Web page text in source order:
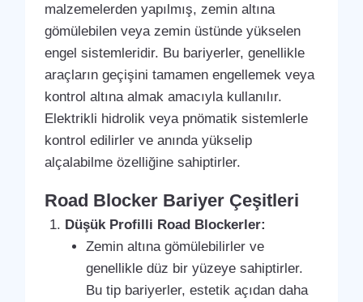
malzemelerden yapılmış, zemin altına
gömülebilen veya zemin üstünde yükselen
engel sistemleridir. Bu bariyerler, genellikle
araçların geçişini tamamen engellemek veya
kontrol altına almak amacıyla kullanılır.
Elektrikli hidrolik veya pnömatik sistemlerle
kontrol edilirler ve anında yükselip
alçalabilme özelliğine sahiptirler.
Road Blocker Bariyer Çeşitleri
Düşük Profilli Road Blockerler:
Zemin altına gömülebilirler ve
genellikle düz bir yüzeye sahiptirler.
Bu tip bariyerler, estetik açıdan daha